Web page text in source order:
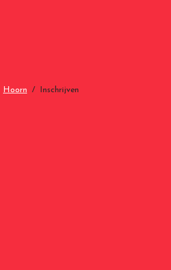
Hoorn Inschrijven